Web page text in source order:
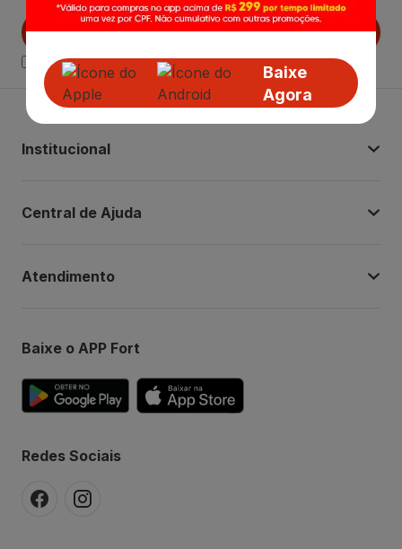
Baixe
Agora
Cadastrar
Declaro estar ciente dasPoliticas de Privacidade.
Institucional
Central de Ajuda
Atendimento
Baixe o APP Fort
Redes Sociais